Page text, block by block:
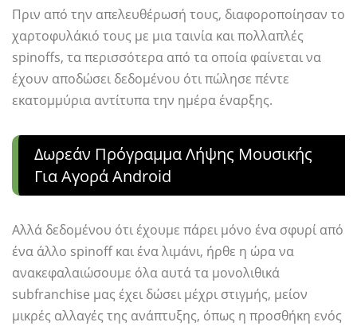
Πριν από την απελευθέρωσή τους, διαφοροποίησαν το
χαρτοφυλάκιό τους με μια ταινία και πολλαπλές
spinoffs, τα περισσότερα από τα οποία φαίνεται να
έχουν αποδώσει δεδομένου ότι πώλησε πέντε
εκατομμύρια αντίτυπα την ημέρα έναρξης.
Δωρεάν Πρόγραμμα Λήψης Μουσικής
Για Αγορά Android
Αλλά δεδομένου ότι έχουμε πάρει μόνο ένα σφυρί από
ένα άλλο spinoff και ένα λιμάνι, ήρθε η ώρα να
ανακεφαλαιώσουμε όλα αυτά τα μονολιθικά
subfranchise μας έχει δώσει μέχρι στιγμής, μείον
μικρές αλλαγές της ανάπτυξης, όπως η προσθήκη ενός